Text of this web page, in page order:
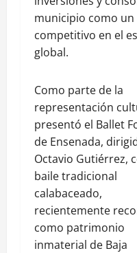
municipio como
competitivo en el
global.
Como parte de la
representación
presentó el Ballet
de Ensenada,
Octavio Gutiérrez,
baile tradicional
calabaceado,
recientemente
como patrimonio
inmaterial de Baja